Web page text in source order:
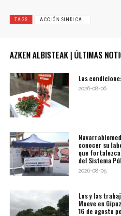
TAGS ACCIÓN SINDICAL
AZKEN ALBISTEAK | ÚLTIMAS
Las
2026-08-06
conocer su
que
del Sistema
2026-08-05
Los y las
Moeve en
16 de agosto